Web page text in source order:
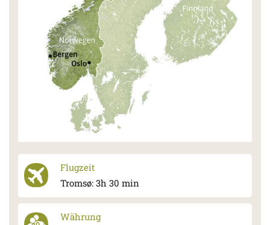
Flugzeit
Tromsø: 3h 30 min
Währung